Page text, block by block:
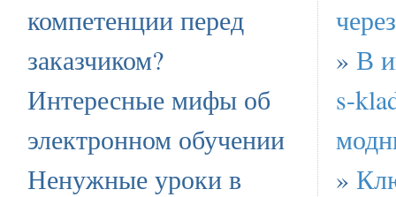
компетенции перед
заказчиком?
Интересные мифы об
электронном обучении
Ненужные уроки в
» В
s-
»